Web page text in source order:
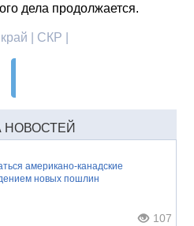
дела продолжается.
| СКР |
НОВОСТЕЙ
американо-канадские
новых пошлин
107